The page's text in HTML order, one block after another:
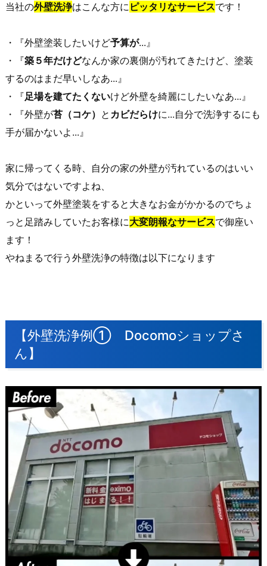
当社の外壁洗浄はこんな方に ピッタリなサービスです！
・『外壁塗装したいけど予算が...』
・『築５年だけどなんか家の裏側が汚れてきたけど、塗装
するのはまだ早いしなあ...』
・『足場を建てたくないけど外壁を綺麗にしたいなあ...』
・『外壁が苔（コケ） と カビだらけに...自分で洗浄するにも
手が届かないよ...』
家に帰ってくる時、自分の家の外壁が汚れているのはいい
気分ではないですよね、
かといって外壁塗装をすると大きなお金がかかるのでちょ
っと足踏みしていたお客様に大変朗報なサービスで御座い
ます！
やねまるで行う外壁洗浄の特徴は以下になります
【外壁洗浄例① Docomoショップさ
ん】